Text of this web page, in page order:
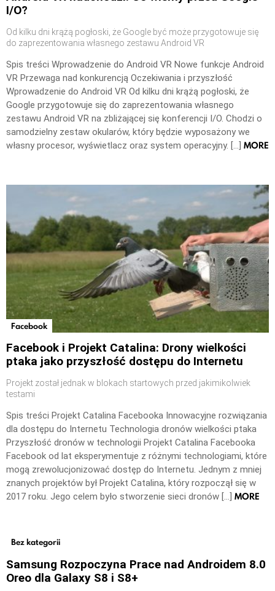
I/O?
Od kilku dni krążą pogłoski, że Google być może przygotowuje się
do zaprezentowania własnego zestawu Android VR
Spis treści Wprowadzenie do Android VR Nowe funkcje Android
VR Przewaga nad konkurencją Oczekiwania i przyszłość
Wprowadzenie do Android VR Od kilku dni krążą pogłoski, że
Google przygotowuje się do zaprezentowania własnego
zestawu Android VR na zbliżającej się konferencji I/O. Chodzi o
samodzielny zestaw okularów, który będzie wyposażony we
własny procesor, wyświetlacz oraz system operacyjny. […] MORE
Facebook
Facebook i Projekt Catalina: Drony wielkości
ptaka jako przyszłość dostępu do Internetu
Projekt został jednak w blokach startowych przed jakimikolwiek
testami
Spis treści Projekt Catalina Facebooka Innowacyjne rozwiązania
dla dostępu do Internetu Technologia dronów wielkości ptaka
Przyszłość dronów w technologii Projekt Catalina Facebooka
Facebook od lat eksperymentuje z różnymi technologiami, które
mogą zrewolucjonizować dostęp do Internetu. Jednym z mniej
znanych projektów był Projekt Catalina, który rozpoczął się w
2017 roku. Jego celem było stworzenie sieci dronów […] MORE
Bez kategorii
Samsung Rozpoczyna Prace nad Androidem 8.0
Oreo dla Galaxy S8 i S8+